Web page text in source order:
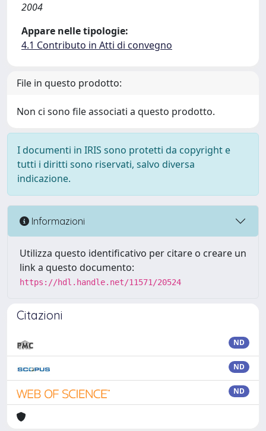
2004
Appare nelle tipologie:
4.1 Contributo in Atti di convegno
File in questo prodotto:
Non ci sono file associati a questo prodotto.
I documenti in IRIS sono protetti da copyright e
tutti i diritti sono riservati, salvo diversa
indicazione.
Informazioni
Utilizza questo identificativo per citare o creare un
link a questo documento:
https://hdl.handle.net/11571/20524
Citazioni
ND
ND
ND